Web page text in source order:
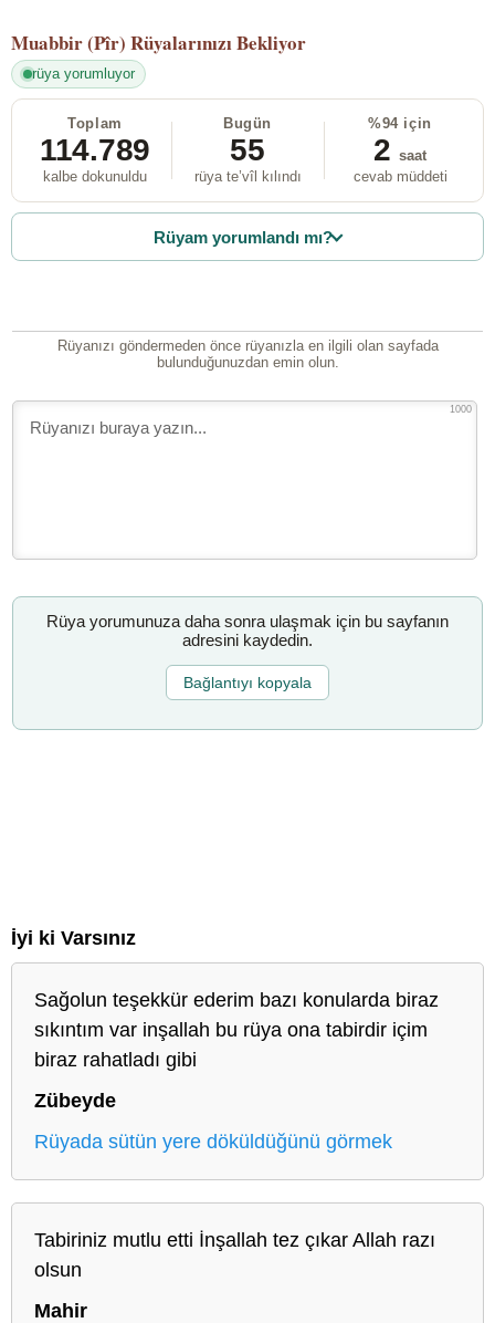
Muabbir (Pîr) Rüyalarınızı Bekliyor
rüya yorumluyor
Toplam
114.789
kalbe dokunuldu
Bugün
55
rüya te’vîl kılındı
%94 için
2 saat
cevab müddeti
Rüyam yorumlandı mı?
Rüyanızı göndermeden önce rüyanızla en ilgili olan sayfada
bulunduğunuzdan emin olun.
1000
Rüya yorumunuza daha sonra ulaşmak için bu sayfanın
adresini kaydedin.
Bağlantıyı kopyala
İyi ki Varsınız
Sağolun teşekkür ederim bazı konularda biraz
sıkıntım var inşallah bu rüya ona tabirdir içim
biraz rahatladı gibi
Zübeyde
Rüyada sütün yere döküldüğünü görmek
Tabiriniz mutlu etti İnşallah tez çıkar Allah razı
olsun
Mahir